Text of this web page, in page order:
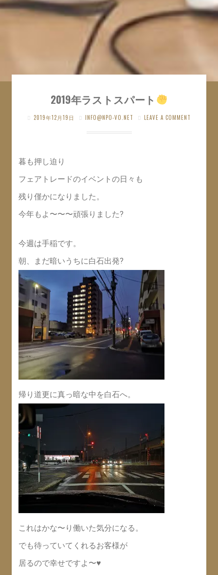
2019年ラストスパート
2019年12月19日 INFO@NPO-VO.NET LEAVE A COMMENT
暮も押し迫り
フェアトレードのイベントの日々も
残り僅かになりました。
今年もよ〜〜〜頑張りました?
今週は手稲です。
朝、まだ暗いうちに白石出発?
帰り道更に真っ暗な中を白石へ。
これはかな〜り働いた気分になる。
でも待っていてくれるお客様が
居るので幸せですよ〜♥